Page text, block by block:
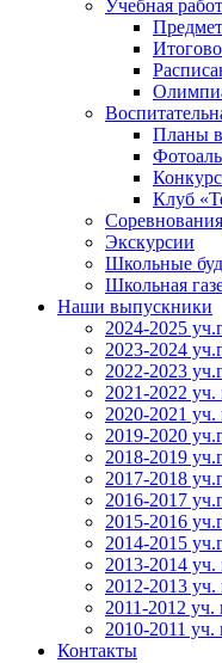
Учебная
Планы
Клуб
Соревнования
Экскурсии
Школьные
Школьная
Наши выпускники
2024-2025
2023-2024
2022-2023
2021-2022 уч.
2020-2021 уч.
2019-2020
2018-2019
2017-2018
2016-2017
2015-2016
2014-2015
2013-2014 уч.
2012-2013 уч.
2011-2012 уч.
2010-2011 уч.
Контакты